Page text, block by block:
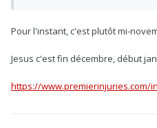
Pour l'instant, c'est plutôt mi-
Jesus c'est fin décembre, début
https://www.premierinjuries.com/